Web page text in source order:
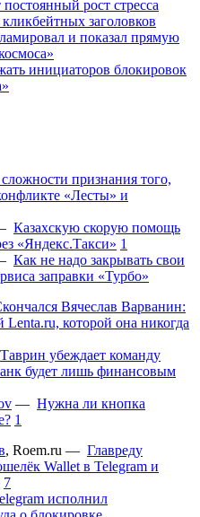
рост стресса
заголовков
и показал прямую
инициаторов блокировок
признания того,
«Лесты» и
Казахскую скорую помощь
«Яндекс.Такси» 1
Как не надо закрывать свои
заправки «Турбо»
Вячеслав Варванин:
которой она никогда
Таврин убеждает команду
будет лишь финансовым
— Нужна ли кнопка
1
, Roem.ru — Главреду
Wallet в Telegram и
7
исполнил